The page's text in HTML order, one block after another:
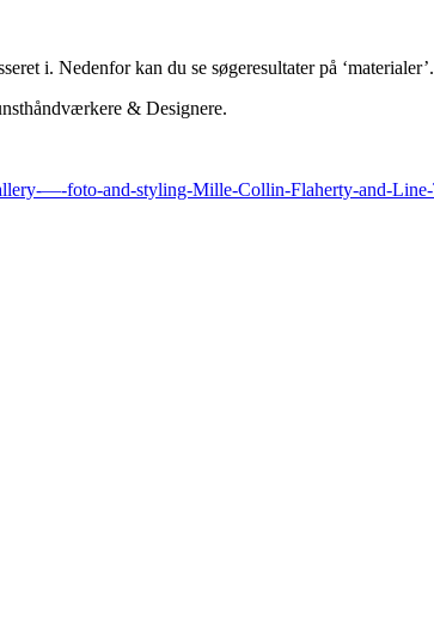
i. Nedenfor kan du se søgeresultater på ‘materialer’.
& Designere.